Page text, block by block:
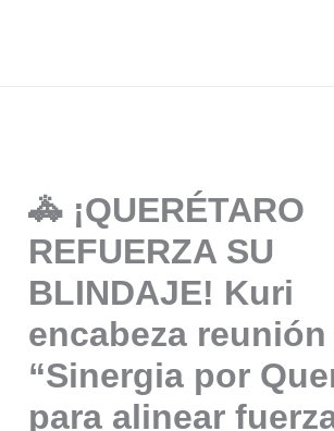
🚓 ¡QUERÉTARO
REFUERZA SU
BLINDAJE! Kuri
encabeza reunión
“Sinergia por
para alinear